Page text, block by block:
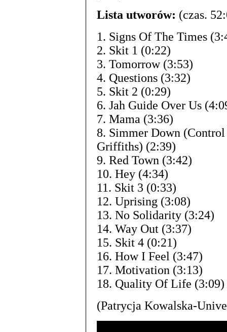
Lista utworów: (czas.
1. Signs Of The Times
2. Skit 1 (0:22)
3. Tomorrow (3:53)
4. Questions (3:32)
5. Skit 2 (0:29)
6. Jah Guide Over Us
7. Mama (3:36)
8. Simmer Down
Griffiths) (2:39)
9. Red Town (3:42)
10. Hey (4:34)
11. Skit 3 (0:33)
12. Uprising (3:08)
13. No Solidarity (3:24)
14. Way Out (3:37)
15. Skit 4 (0:21)
16. How I Feel (3:47)
17. Motivation (3:13)
18. Quality Of Life (3:09)
(Patrycja Kowalska-